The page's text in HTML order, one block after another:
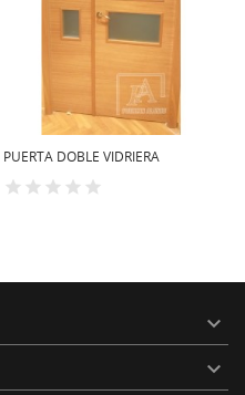
PUERTA DOBLE VIDRIERA

